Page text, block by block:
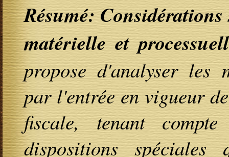
Résumé:
matérielle et
propose d'analyser les
par l'entrée en vigueur
fiscale, tenant
dispositions spéciales